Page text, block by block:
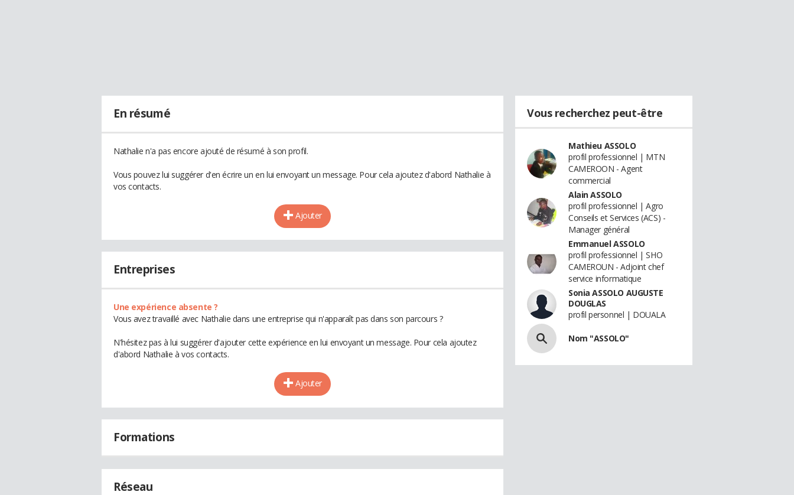
En résumé
Nathalie n'a pas encore ajouté de résumé à son profil.
Vous pouvez lui suggérer d'en écrire un en lui envoyant un message. Pour cela ajoutez d'abord Nathalie à
vos contacts.
Ajouter
Entreprises
Une expérience absente ?
Vous avez travaillé avec Nathalie dans une entreprise qui n'apparaît pas dans son parcours ?
N'hésitez pas à lui suggérer d'ajouter cette expérience en lui envoyant un message. Pour cela ajoutez
d'abord Nathalie à vos contacts.
Ajouter
Formations
Réseau
Vous recherchez peut-être
Mathieu ASSOLO
profil professionnel | MTN
CAMEROON - Agent
commercial
Alain ASSOLO
profil professionnel | Agro
Conseils et Services (ACS) -
Manager général
Emmanuel ASSOLO
profil professionnel | SHO
CAMEROUN - Adjoint chef
service informatique
Sonia ASSOLO AUGUSTE
DOUGLAS
profil personnel | DOUALA
Nom "ASSOLO"